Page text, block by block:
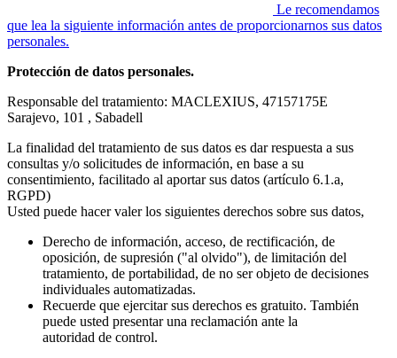
Le recomendamos
que lea la siguiente información antes de proporcionarnos sus datos
personales.
Protección de datos personales.
Responsable del tratamiento: MACLEXIUS, 47157175E
Sarajevo, 101 , Sabadell
La finalidad del tratamiento de sus datos es dar respuesta a sus
consultas y/o solicitudes de información, en base a su
consentimiento, facilitado al aportar sus datos (artículo 6.1.a,
RGPD)
Usted puede hacer valer los siguientes derechos sobre sus datos,
Derecho de información, acceso, de rectificación, de
oposición, de supresión ("al olvido"), de limitación del
tratamiento, de portabilidad, de no ser objeto de decisiones
individuales automatizadas.
Recuerde que ejercitar sus derechos es gratuito. También
puede usted presentar una reclamación ante la
autoridad de control.